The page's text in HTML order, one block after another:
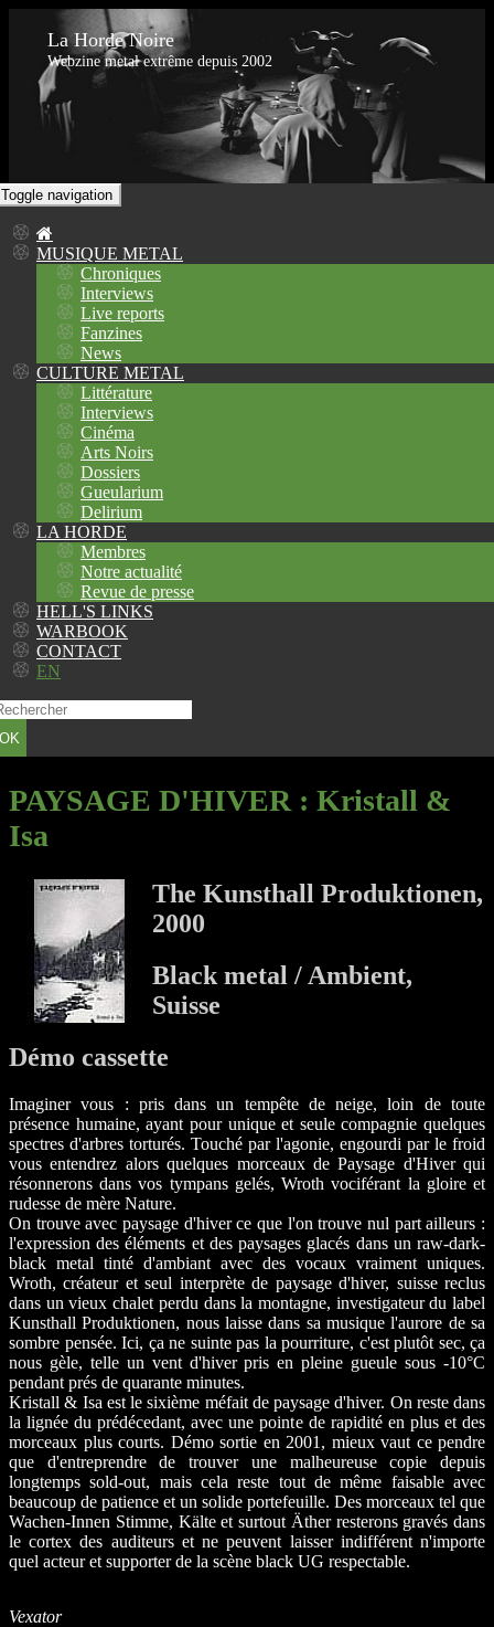
La Horde Noire
Webzine metal extrême depuis 2002
Toggle navigation
MUSIQUE METAL
Chroniques
Interviews
Live reports
Fanzines
News
CULTURE METAL
Littérature
Interviews
Cinéma
Arts Noirs
Dossiers
Gueularium
Delirium
LA HORDE
Membres
Notre actualité
Revue de presse
HELL'S LINKS
WARBOOK
CONTACT
EN
OK
PAYSAGE D'HIVER : Kristall &
Isa
The Kunsthall Produktionen,
2000
Black metal / Ambient,
Suisse
Démo cassette
Imaginer vous : pris dans un tempête de neige, loin de toute
présence humaine, ayant pour unique et seule compagnie quelques
spectres d'arbres torturés. Touché par l'agonie, engourdi par le froid
vous entendrez alors quelques morceaux de Paysage d'Hiver qui
résonnerons dans vos tympans gelés, Wroth vociférant la gloire et
rudesse de mère Nature.
On trouve avec paysage d'hiver ce que l'on trouve nul part ailleurs :
l'expression des éléments et des paysages glacés dans un raw-dark-
black metal tinté d'ambiant avec des vocaux vraiment uniques.
Wroth, créateur et seul interprète de paysage d'hiver, suisse reclus
dans un vieux chalet perdu dans la montagne, investigateur du label
Kunsthall Produktionen, nous laisse dans sa musique l'aurore de sa
sombre pensée. Ici, ça ne suinte pas la pourriture, c'est plutôt sec, ça
nous gèle, telle un vent d'hiver pris en pleine gueule sous -10°C
pendant prés de quarante minutes.
Kristall & Isa est le sixième méfait de paysage d'hiver. On reste dans
la lignée du prédécedant, avec une pointe de rapidité en plus et des
morceaux plus courts. Démo sortie en 2001, mieux vaut ce pendre
que d'entreprendre de trouver une malheureuse copie depuis
longtemps sold-out, mais cela reste tout de même faisable avec
beaucoup de patience et un solide portefeuille. Des morceaux tel que
Wachen-Innen Stimme, Kälte et surtout Äther resterons gravés dans
le cortex des auditeurs et ne peuvent laisser indifférent n'importe
quel acteur et supporter de la scène black UG respectable.
Vexator